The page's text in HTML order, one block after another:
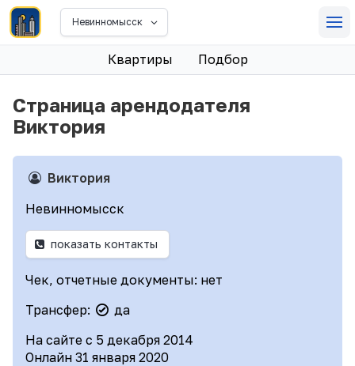
Невинномысск
Квартиры Подбор
Страница арендодателя
Виктория
Виктория
Невинномысск
показать контакты
Чек, отчетные документы: нет
Трансфер:
да
На сайте с 5 декабря 2014
Онлайн 31 января 2020